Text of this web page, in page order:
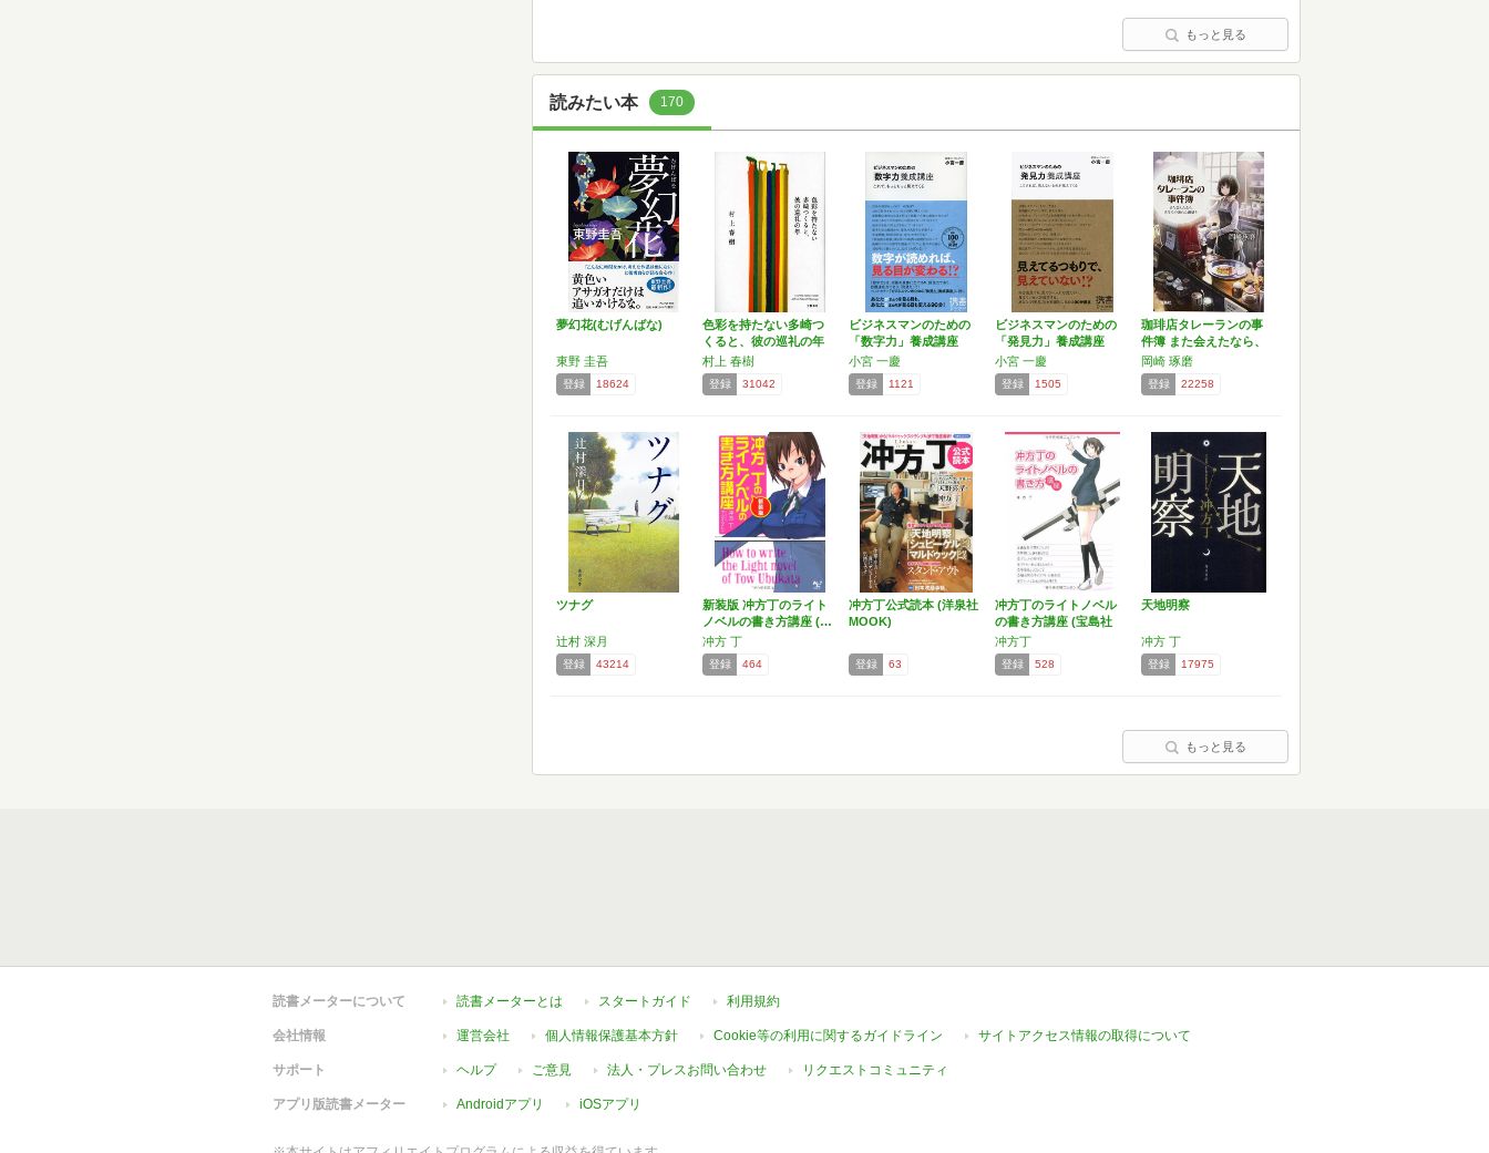
もっと見る
読みたい本 170
夢幻花(むげんばな)
東野 圭吾
登録 18624
色彩を持たない多崎つ
くると、彼の巡礼の年
村上 春樹
登録 31042
ビジネスマンのための
「数字力」養成講座
(デ…
小宮 一慶
登録 1121
ビジネスマンのための
「発見力」養成講座
(小…
小宮 一慶
登録 1505
珈琲店タレーランの事
件簿 また会えたなら、
あ…
岡崎 琢磨
登録 22258
ツナグ
辻村 深月
登録 43214
新装版 冲方丁のライト
ノベルの書き方講座 (…
冲方 丁
登録 464
冲方丁公式読本 (洋泉社
MOOK)
登録 63
冲方丁のライトノベル
の書き方講座 (宝島社
文…
冲方丁
登録 528
天地明察
冲方 丁
登録 17975
もっと見る
読書メーターについて 読書メーターとは スタートガイド 利用規約
会社情報 運営会社 個人情報保護基本方針 Cookie等の利用に関するガイドライン サイトアクセス情報の取得について
サポート ヘルプ ご意見 法人・プレスお問い合わせ リクエストコミュニティ
アプリ版読書メーター Androidアプリ iOSアプリ